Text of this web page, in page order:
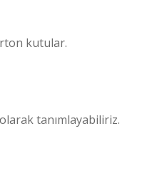
kutular.
tanımlayabiliriz.